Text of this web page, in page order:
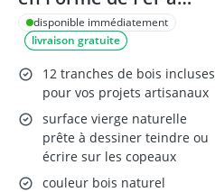
Cheval à Peindre –
Fournitures Arts et
Artisanat
disponible immédiatement
livraison gratuite
12 tranches de bois incluses
pour vos projets artisanaux
surface vierge naturelle
prête à dessiner teindre ou
écrire sur les copeaux
couleur bois naturel